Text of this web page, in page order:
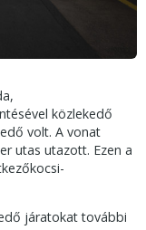
közlekedő
volt. A vonat
utas utazott. Ezen a
járatokat további